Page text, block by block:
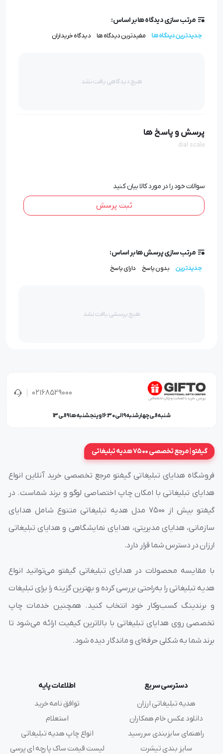
برای ما ارسال مینمایید و ما آن را بر روی ترازو خانگی ، بسته به
مشخصات ترازو عقربه ای YM414
در دورنگ سفید و آبی
مرتب سازی دیدگاه ها بر اساس:
جدیدترین دیدگاه ها مفیدترین دیدگاه ها دیدگاه خریداران
هیچ دیدگاهی یافت نشد
پرسش و پاسخ ها
dial scale
سوالات خود را در مورد کالا بیان کنید
ثبت پرسش
مرتب سازی پرسش ها بر اساس:
جدیدترین بدون پاسخ دارای پاسخ
هیچ پرسشی یافت نشد
02168529000
شنبه الی چهارشنبه 9 الی 16:30 و پنجشنبه ها 9 الی 13
گیفتو | مرجع تخصصی 7500 هدیه تبلیغاتی
فروشگاه هدایای تبلیغاتی گیفتو مرجع تخصصی خرید آنلاین انواع
هدایای تبلیغاتی با امکان چاپ اختصاصی لوگو و برند شماست. در
گیفتو بیش از ۷۵۰۰ مدل هدیه تبلیغاتی متنوع شامل هدایای
سازمانی، هدایای مدیریتی، هدایای نمایشگاهی و هدایای تبلیغاتی
ارزان در دسترس شما قرار دارد.
با مقایسه محصولات در هدایای تبلیغاتی گیفتو می‌توانید انواع
هدیه تبلیغاتی را به‌راحتی بررسی کرده و بهترین گزینه را برای تبلیغات
و برندینگ کسب‌وکار خود انتخاب کنید. همچنین خدمات چاپ
تخصصی روی هدایای تبلیغاتی با بالاترین کیفیت ارائه می‌شود تا
برند شما به شکلی حرفه‌ای و ماندگار دیده شود.
دسترسی سریع
هدیه تبلیغاتی ارزان
دانلود عکس خام همکاران
راهنمای سایزبندی سررسید
سایز بندی تیشرت
اطلاعات پایه
توافق نامه خرید
استعلام
انواع چاپ هدیه تبلیغاتی
لیست قیمت ساک پارچه ای پرسی